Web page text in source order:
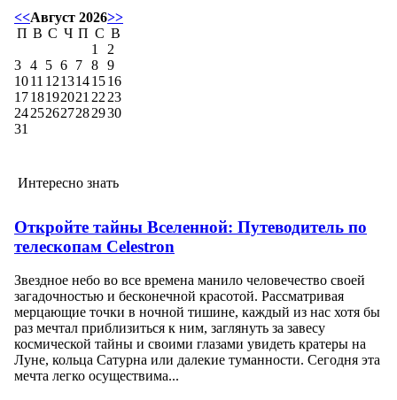
<<Август 2026>>
П В С Ч П С В
1
2
3 4 5 6 7 8 9
1011 1213141516
1718192021 22 23
24252627282930
31
Интересно знать
Откройте тайны Вселенной: Путеводитель по
телескопам Celestron
Звездное небо во все времена манило человечество своей
загадочностью и бесконечной красотой. Рассматривая
мерцающие точки в ночной тишине, каждый из нас хотя бы
раз мечтал приблизиться к ним, заглянуть за завесу
космической тайны и своими глазами увидеть кратеры на
Луне, кольца Сатурна или далекие туманности. Сегодня эта
мечта легко осуществима...